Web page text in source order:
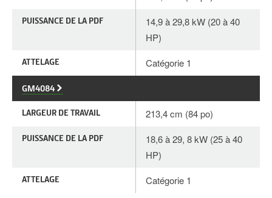
PUISSANCE DE LA PDF
14,9 à 29,8 kW (20 à 40
HP)
ATTELAGE Catégorie 1
GM4084
LARGEUR DE TRAVAIL 213,4 cm (84 po)
PUISSANCE DE LA PDF
18,6 à 29, 8 kW (25 à 40
HP)
ATTELAGE Catégorie 1